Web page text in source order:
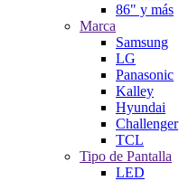
86" y más
Marca
Samsung
LG
Panasonic
Kalley
Hyundai
Challenger
TCL
Tipo de Pantalla
LED